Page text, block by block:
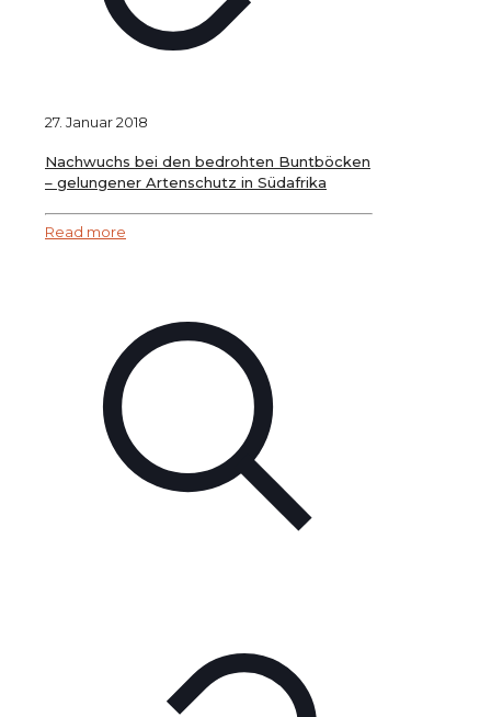
27. Januar 2018
Nachwuchs bei den bedrohten Buntböcken
– gelungener Artenschutz in Südafrika
Read more